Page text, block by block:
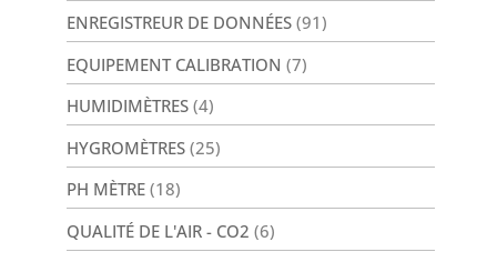
ENREGISTREUR DE DONNÉES (91)
EQUIPEMENT CALIBRATION (7)
HUMIDIMÈTRES (4)
HYGROMÈTRES (25)
PH MÈTRE (18)
QUALITÉ DE L'AIR - CO2 (6)